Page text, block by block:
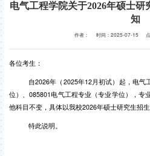
电气工程学院关于2026年硕士
知
作者： 时间：2025-07-15
各位考生：
自2026年（2025年12月初试） 起 ，电气
位）、085801电气工程专业（专业学位），专
他科目不变，具体以我校2026年硕士研究生招
特此说明。